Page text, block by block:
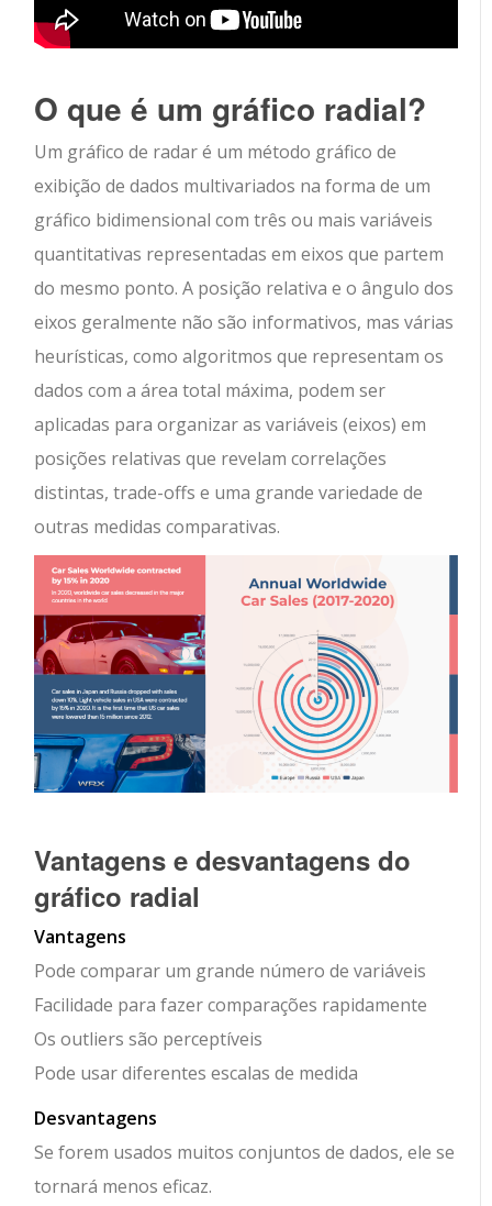
O que é um gráfico radial?
Um gráfico de radar é um método gráfico de
exibição de dados multivariados na forma de um
gráfico bidimensional com três ou mais variáveis
quantitativas representadas em eixos que partem
do mesmo ponto. A posição relativa e o ângulo dos
eixos geralmente não são informativos, mas várias
heurísticas, como algoritmos que representam os
dados com a área total máxima, podem ser
aplicadas para organizar as variáveis (eixos) em
posições relativas que revelam correlações
distintas, trade-offs e uma grande variedade de
outras medidas comparativas.
Vantagens e desvantagens do
gráfico radial
Vantagens
Pode comparar um grande número de variáveis
Facilidade para fazer comparações rapidamente
Os outliers são perceptíveis
Pode usar diferentes escalas de medida
Desvantagens
Se forem usados muitos conjuntos de dados, ele se
tornará menos eficaz.